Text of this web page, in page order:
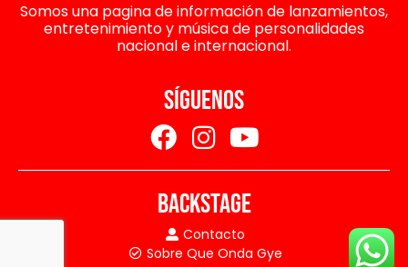
Somos una pagina de información de lanzamientos,
entretenimiento y música de personalidades
nacional e internacional.
SÍGUENOS
BACKSTAGE
Contacto
Sobre Que Onda Gye